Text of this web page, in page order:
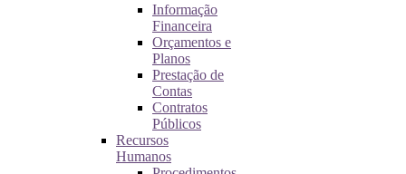
Informação
Financeira
Orçamentos e
Planos
Prestação de
Contas
Contratos
Públicos
Recursos
Humanos